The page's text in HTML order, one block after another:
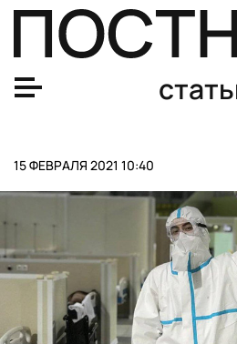
15 ФЕВРАЛЯ 2021 10:40
Еврокубки и Australian Open.